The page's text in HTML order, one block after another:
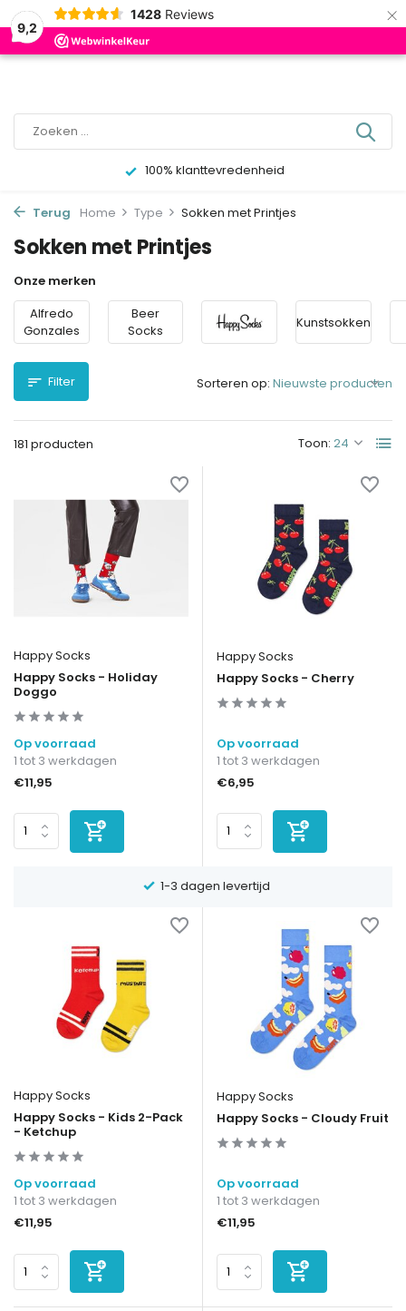
9,2
1428 Reviews ×
0
1-3 dagen levertijd
Terug Home Type Sokken met Printjes
Sokken met Printjes
Onze merken
Alfredo
Gonzales
Beer
Socks
Kunstsokken
Filter
181 producten Toon:
Sorteren op:
Happy Socks
Happy Socks - Holiday
Doggo
Op voorraad
1 tot 3 werkdagen
€11,95
Happy Socks
Happy Socks - Cherry
Op voorraad
1 tot 3 werkdagen
€6,95
1-3 dagen levertijd
Happy Socks
Happy Socks - Kids 2-Pack
- Ketchup
Op voorraad
1 tot 3 werkdagen
€11,95
Happy Socks
Happy Socks - Cloudy Fruit
Op voorraad
1 tot 3 werkdagen
€11,95